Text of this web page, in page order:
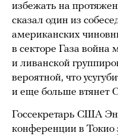
избежать на
сказал один из
американских
в секторе Газа
и ливанской
вероятной, что
и еще больше втянет
Госсекретарь США
конференции в Токио